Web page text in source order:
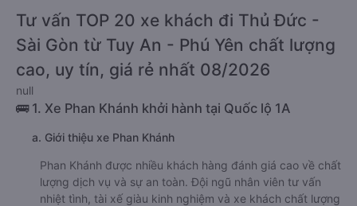
Tư vấn TOP 20 xe khách đi Thủ Đức -
Sài Gòn từ Tuy An - Phú Yên chất lượng
cao, uy tín, giá rẻ nhất 08/2026
null
🚌 1. Xe Phan Khánh khởi hành tại Quốc lộ 1A
a. Giới thiệu xe Phan Khánh
Phan Khánh được nhiều khách hàng đánh giá cao về chất
lượng dịch vụ và sự an toàn. Đội ngũ nhân viên tư vấn
nhiệt tình, tài xế giàu kinh nghiệm và xe khách chất lượng